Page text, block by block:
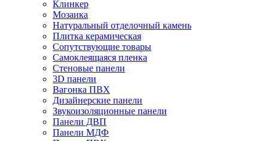
Клинкер
Мозаика
Натуральный отделочный камень
Плитка керамическая
Сопутствующие товары
Самоклеящаяся пленка
Стеновые панели
3D панели
Вагонка ПВХ
Дизайнерские панели
Звукоизоляционные панели
Панели ДВП
Панели МДФ